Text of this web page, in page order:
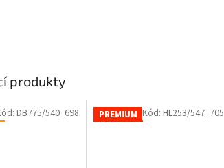
produkty
DB775/540_698 PREMIUM Kód: HL253/547_705